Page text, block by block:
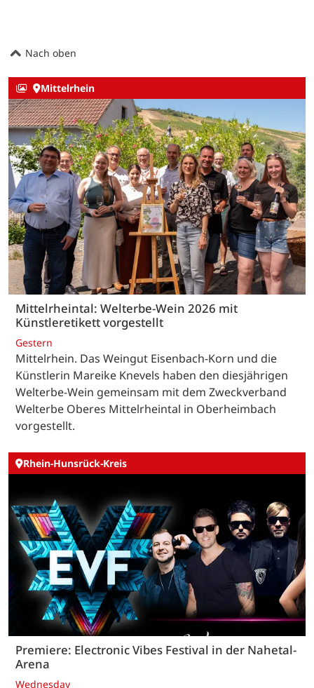
Nach oben
Mittelrhein
Mittelrheintal: Welterbe-Wein 2026 mit
Künstleretikett vorgestellt
Gestern
Mittelrhein. Das Weingut Eisenbach-Korn und die
Künstlerin Mareike Knevels haben den diesjährigen
Welterbe-Wein gemeinsam mit dem Zweckverband
Welterbe Oberes Mittelrheintal in Oberheimbach
vorgestellt.
Rhein-Hunsrück-Kreis
Premiere: Electronic Vibes Festival in der Nahetal-
Arena
Wednesday